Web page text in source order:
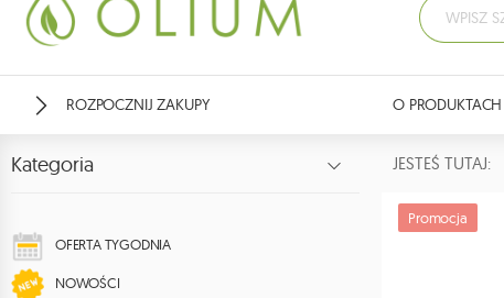
ROZPOCZNIJ ZAKUPY O PRODUKTACH
Kategoria
OFERTA TYGODNIA
NOWOŚCI
JESTEŚ TUTAJ:
Promocja